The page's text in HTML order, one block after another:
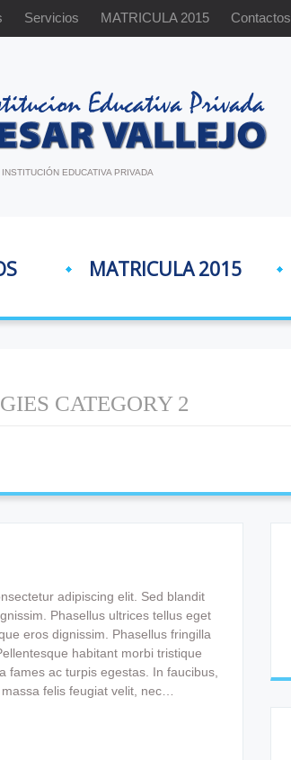
Servicios MATRICULA 2015 Contactos
INSTITUCIÓN EDUCATIVA PRIVADA
MATRICULA 2015
CATEGORY 2
adipiscing elit. Sed blandit
Phasellus ultrices tellus eget
eros dignissim. Phasellus fringilla
habitant morbi tristique
fames ac turpis egestas. In faucibus,
felis feugiat velit, nec…